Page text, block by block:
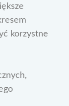
korzystne